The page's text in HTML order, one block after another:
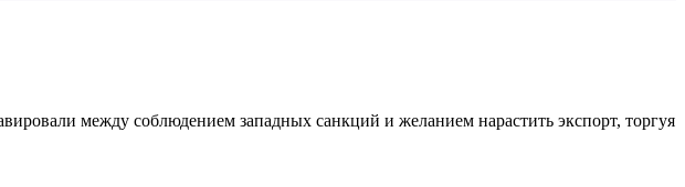
между соблюдением западных санкций и желанием нарастить экспорт, торгуя